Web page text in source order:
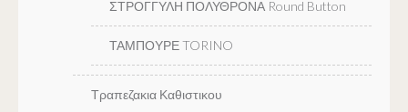
ΣΤΡΟΓΓΥΛΗ ΠΟΛΥΘΡΟΝΑ Round Button
ΤΑΜΠΟΥΡΕ TORINO
Τραπεζακια Καθιστικου